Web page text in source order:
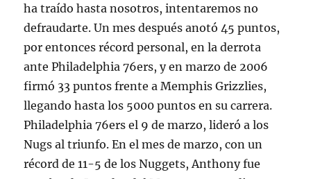
ha traído hasta nosotros, intentaremos no
defraudarte. Un mes después anotó 45 puntos,
por entonces récord personal, en la derrota
ante Philadelphia 76ers, y en marzo de 2006
firmó 33 puntos frente a Memphis Grizzlies,
llegando hasta los 5000 puntos en su carrera.
Philadelphia 76ers el 9 de marzo, lideró a los
Nugs al triunfo. En el mes de marzo, con un
récord de 11-5 de los Nuggets, Anthony fue